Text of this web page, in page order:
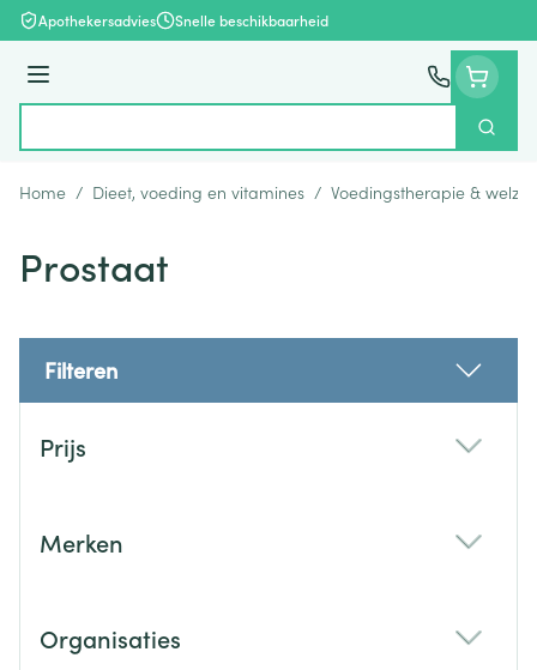
Ga naar de inhoud
Apothekersadvies Snelle beschikbaarheid
Menu
Zoek
Home / Dieet, voeding en vitamines / Voedingstherapie & welzijn
Prostaat
Filteren
Prijs
Merken
Organisaties